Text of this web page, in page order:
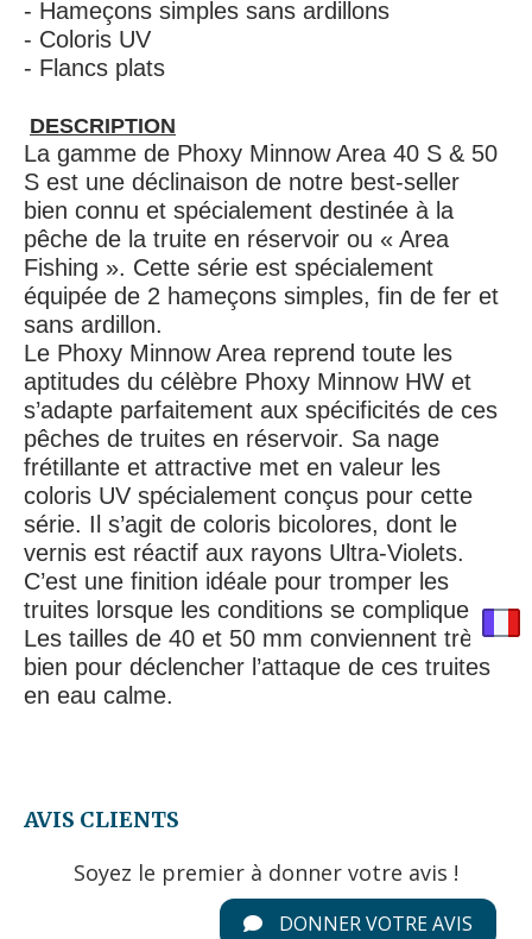
- Hameçons simples sans ardillons
- Coloris UV
- Flancs plats
DESCRIPTION
La gamme de Phoxy Minnow Area 40 S & 50
S est une déclinaison de notre best-seller
bien connu et spécialement destinée à la
pêche de la truite en réservoir ou « Area
Fishing ». Cette série est spécialement
équipée de 2 hameçons simples, fin de fer et
sans ardillon.
Le Phoxy Minnow Area reprend toute les
aptitudes du célèbre Phoxy Minnow HW et
s’adapte parfaitement aux spécificités de ces
pêches de truites en réservoir. Sa nage
frétillante et attractive met en valeur les
coloris UV spécialement conçus pour cette
série. Il s’agit de coloris bicolores, dont le
vernis est réactif aux rayons Ultra-Violets.
C’est une finition idéale pour tromper les
truites lorsque les conditions se compliquent !
Les tailles de 40 et 50 mm conviennent très
bien pour déclencher l’attaque de ces truites
en eau calme.
AVIS CLIENTS
Soyez le premier à donner votre avis !
DONNER VOTRE AVIS